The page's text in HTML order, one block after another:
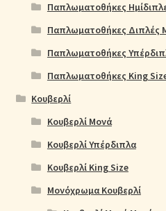
Παπλωματοθήκες
Παπλωματοθήκες Διπλές
Παπλωματοθήκες
Παπλωματοθήκες King
Κουβερλί
Κουβερλί Μονά
Κουβερλί Υπέρδιπλα
Κουβερλί King Size
Μονόχρωμα Κουβερλί